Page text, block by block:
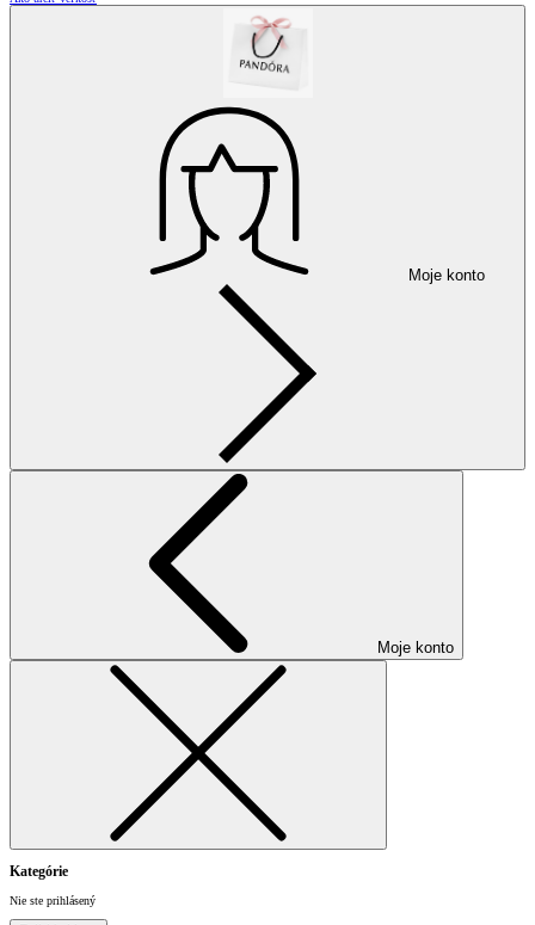
Moje konto
Moje konto
Kategórie
Nie ste prihlásený